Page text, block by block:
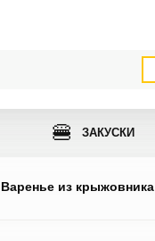
🍔 ЗАКУСКИ
Варенье из крыжовника